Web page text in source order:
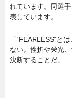
れています。同選
表しています。
「“FEARLESS”と
ない。挫折や栄光
決断することだ」